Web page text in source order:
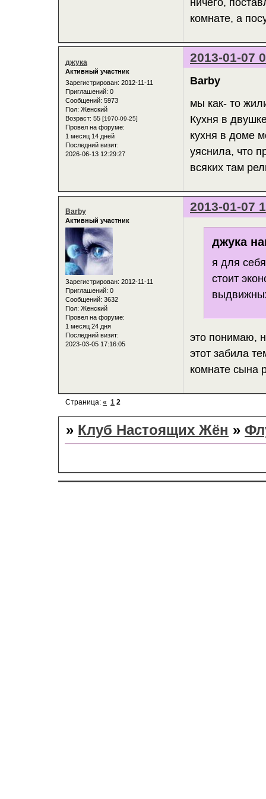
комнате, а
2013-01-07
джука
Активный участник
Зарегистрирован: 2012-11-11
Приглашений: 0
Сообщений: 5973
Пол: Женский
Возраст: 55 [1970-09-25]
Провел на форуме:
1 месяц 14 дней
Последний визит:
2026-06-13 12:29:27
Barby
мы как- то
Кухня в
кухня в доме
уяснила, что
всяких там
2013-01-07
Barby
Активный участник
Зарегистрирован: 2012-11-11
Приглашений: 0
Сообщений: 3632
Пол: Женский
Провел на форуме:
1 месяц 24 дня
Последний визит:
2023-03-05 17:16:05
джука
я для
стоит
это понимаю,
этот забила
комнате сына
Страница:« 1 2
» Клуб Настоящих Жён »